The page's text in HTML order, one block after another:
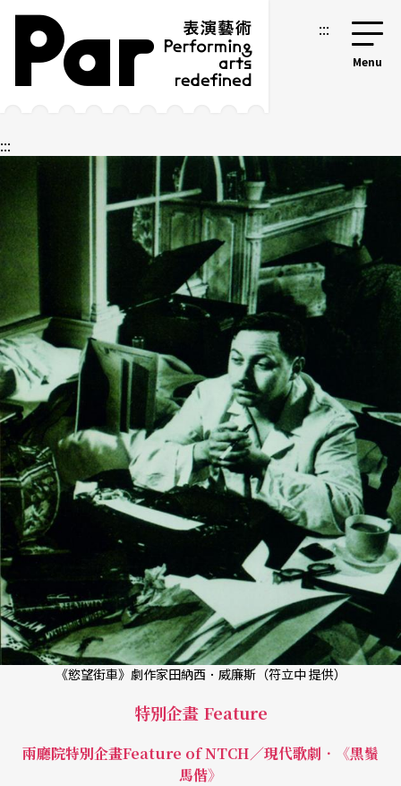
跳到主要內容區塊
網站導覽 :::
:::
《慾望街車》劇作家田納西．威廉斯（符立中 提供）
特別企畫 Feature
兩廳院特別企畫Feature of NTCH／現代歌劇．《黑鬚
馬偕》